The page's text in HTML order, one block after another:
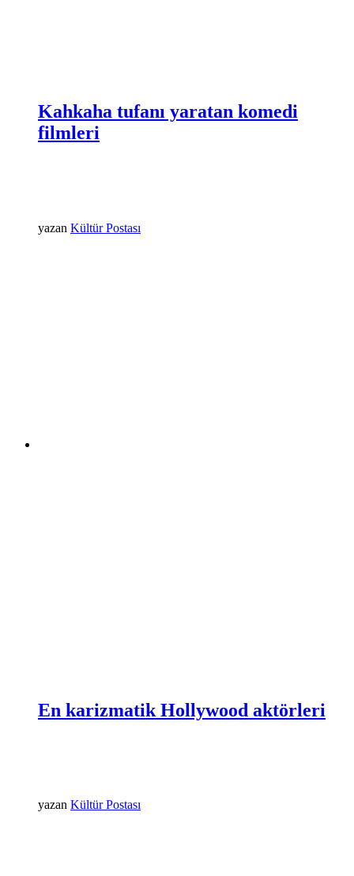
Kahkaha tufanı yaratan komedi
filmleri
yazan Kültür Postası
En karizmatik Hollywood aktörleri
yazan Kültür Postası